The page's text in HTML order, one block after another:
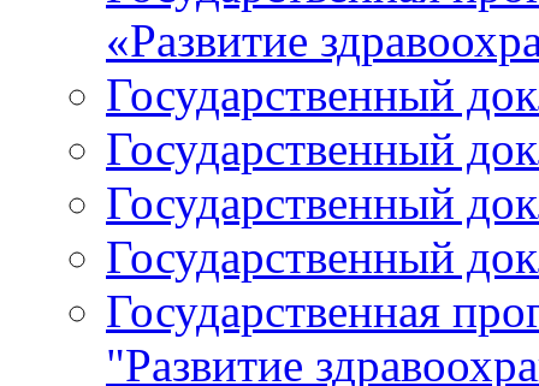
«Развитие
Государственный
Государственный
Государственный
Государственный
Государственная
"Развитие